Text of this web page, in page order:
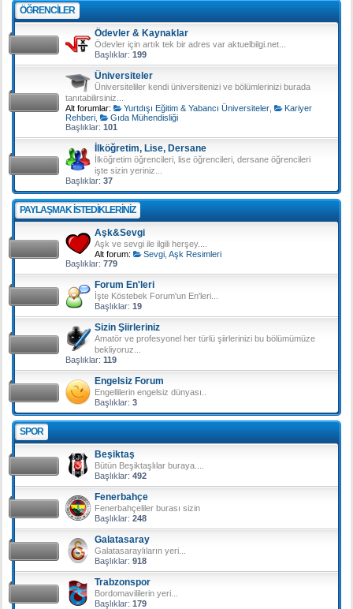
ÖĞRENCILER
Ödevler & Kaynaklar
Ödevler için artık tek bir adres var aktuelbilgi.net...
Başlıklar: 199
Üniversiteler
Üniversiteliler kendi üniversitenizi ve bölümlerinizi burada
tanıtabilirsiniz...
Alt forumlar:
Yurtdışı Eğitim & Yabancı Üniversiteler,
Kariyer
Rehberi
Gıda Mühendisliği
Başlıklar: 101
İlköğretim, Lise, Dersane
İlköğretim öğrencileri, lise öğrencileri, dersane öğrencileri
işte sizin yeriniz...
Başlıklar: 37
PAYLAŞMAK ISTEDIKLERINIZ
Aşk&Sevgi
Aşk ve sevgi ile ilgili herşey....
Alt forum:
Sevgi, Aşk Resimleri
Başlıklar: 779
Forum En'leri
İşte Köstebek Forum'un En'leri...
Başlıklar: 19
Sizin Şiirleriniz
Amatör ve profesyonel her türlü şiirlerinizi bu bölümümüze
bekliyoruz...
Başlıklar: 119
Engelsiz Forum
Engellilerin engelsiz dünyası..
Başlıklar: 3
SPOR
Beşiktaş
Bütün Beşiktaşlılar buraya....
Başlıklar: 492
Fenerbahçe
Fenerbahçeliler burası sizin
Başlıklar: 248
Galatasaray
Galatasaraylıların yeri...
Başlıklar: 918
Trabzonspor
Bordomavililerin yeri...
Başlıklar: 179